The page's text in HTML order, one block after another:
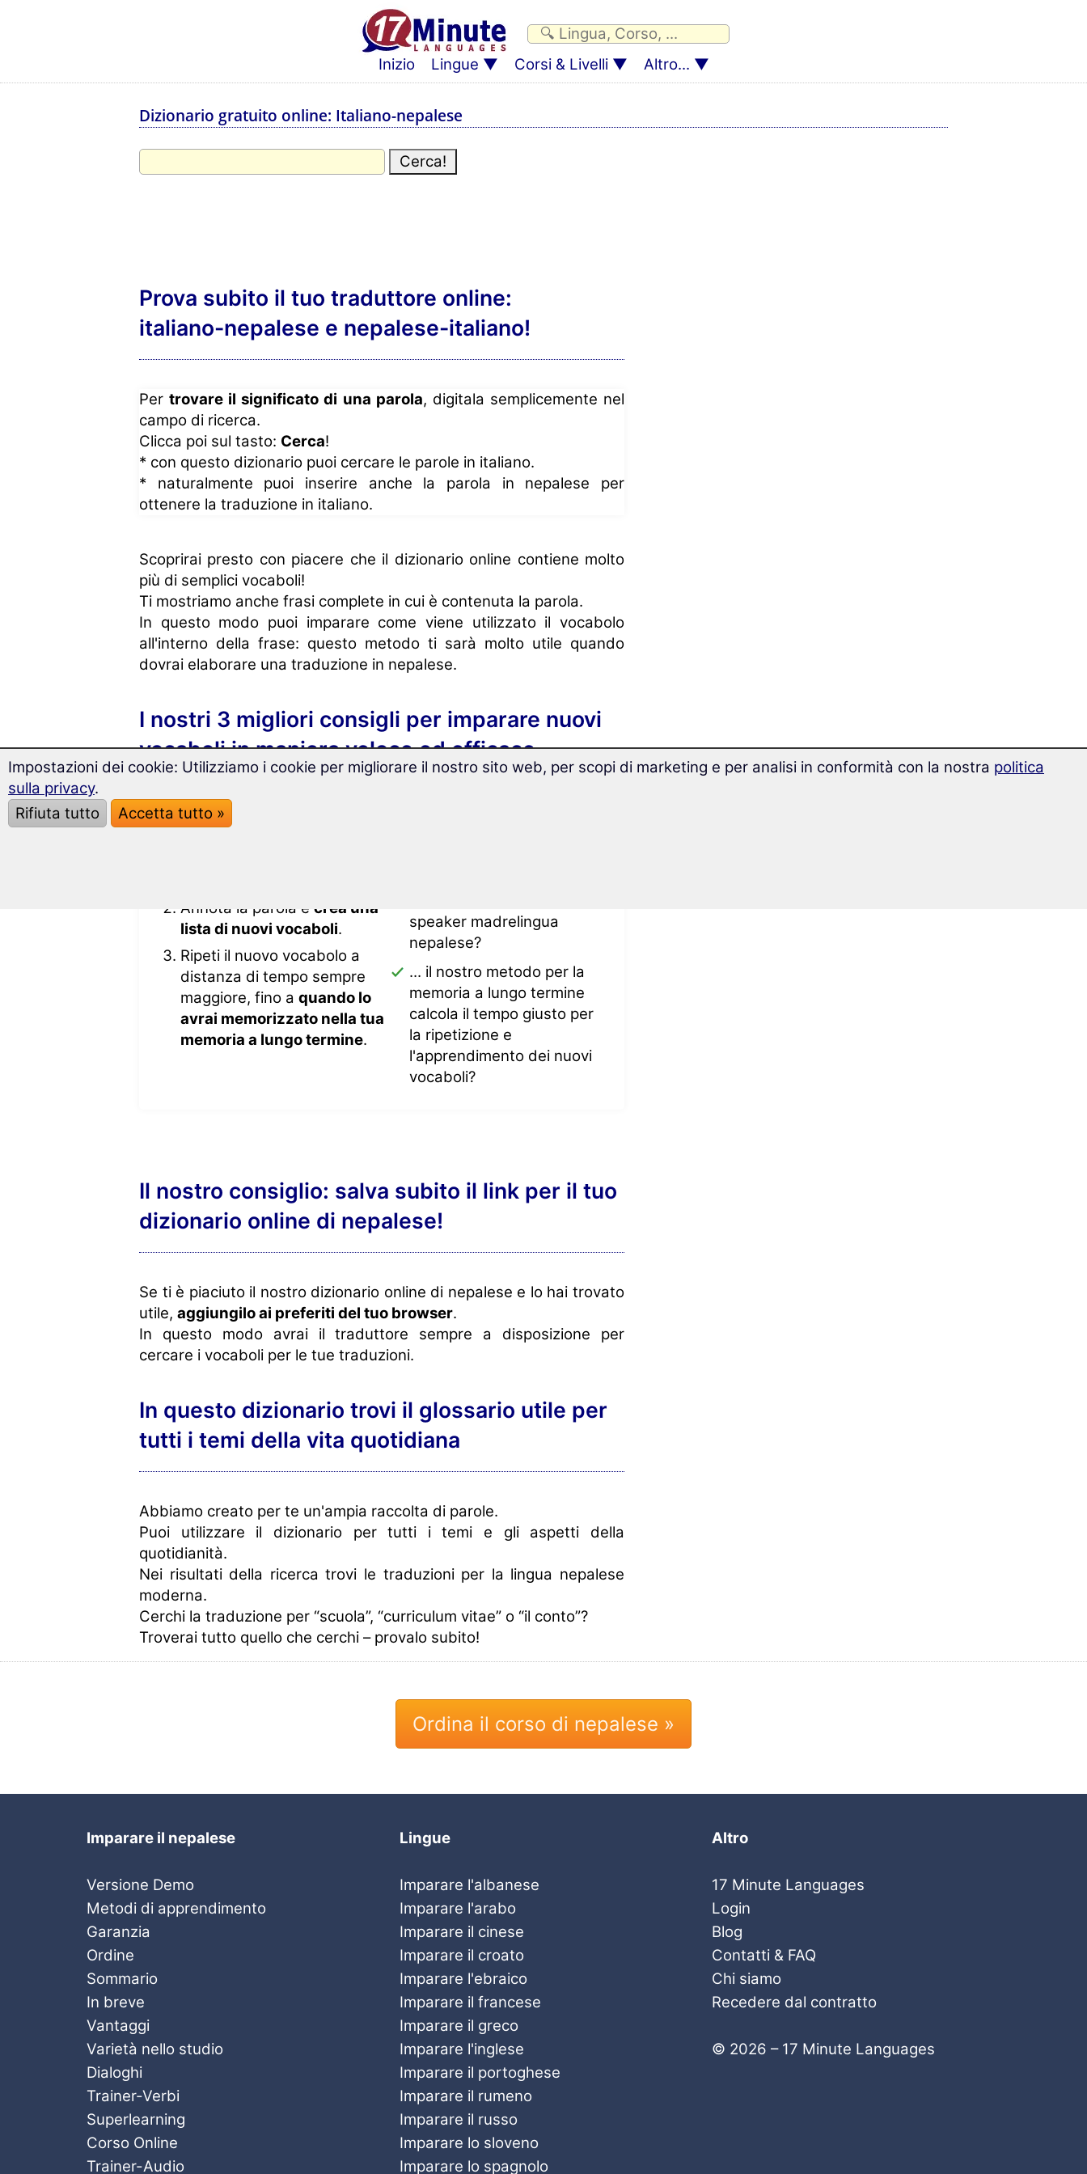
Inizio Lingue Corsi & Livelli Altro...
Dizionario gratuito online: Italiano-nepalese
Prova subito il tuo traduttore online:
italiano-nepalese e nepalese-italiano!
Pertrovare il significato di una parola, digitala semplicemente nel
campo di ricerca.
Clicca poi sul tasto: Cerca!
* con questo dizionario puoi cercare le parole in italiano.
* naturalmente puoi inserire anche la parola in nepalese per
ottenere la traduzione in italiano.
Scoprirai presto con piacere che il dizionario online contiene molto
più di semplici vocaboli!
Ti mostriamo anche frasi complete in cui è contenuta la parola.
In questo modo puoi imparare come viene utilizzato il vocabolo
all'interno della frase: questo metodo ti sarà molto utile quando
dovrai elaborare una traduzione in nepalese.
I nostri 3 migliori consigli per imparare nuovi
vocaboli in maniera veloce ed efficace
Annota la parola e crea una
lista di nuovi vocaboli.
Ripeti il nuovo vocabolo a
distanza di tempo sempre
maggiore, fino a quando lo
avrai memorizzato nella tua
memoria a lungo termine.
speaker madrelingua
nepalese?
... il nostro metodo per la
memoria a lungo termine
calcola il tempo giusto per
la ripetizione e
l'apprendimento dei nuovi
vocaboli?
Il nostro consiglio: salva subito il link per il tuo
dizionario online di nepalese!
Se ti è piaciuto il nostro dizionario online di nepalese e lo hai trovato
utile, aggiungilo ai preferiti del tuo browser.
In questo modo avrai il traduttore sempre a disposizione per
cercare i vocaboli per le tue traduzioni.
In questo dizionario trovi il glossario utile per
tutti i temi della vita quotidiana
Abbiamo creato per te un'ampia raccolta di parole.
Puoi utilizzare il dizionario per tutti i temi e gli aspetti della
quotidianità.
Nei risultati della ricerca trovi le traduzioni per la lingua nepalese
moderna.
Cerchi la traduzione per “scuola”, “curriculum vitae” o “il conto”?
Troverai tutto quello che cerchi – provalo subito!
Ordina il corso di nepalese »
Imparare il nepalese
Versione Demo
Metodi di apprendimento
Garanzia
Ordine
Sommario
In breve
Vantaggi
Varietà nello studio
Dialoghi
Trainer-Verbi
Superlearning
Corso Online
Trainer-Audio
Lingue
Imparare l'albanese
Imparare l'arabo
Imparare il cinese
Imparare il croato
Imparare l'ebraico
Imparare il francese
Imparare il greco
Imparare l'inglese
Imparare il portoghese
Imparare il rumeno
Imparare il russo
Imparare lo sloveno
Imparare lo spagnolo
Altro
17 Minute Languages
Login
Blog
Contatti & FAQ
Chi siamo
Recedere dal contratto
© 2026 – 17 Minute Languages
Impostazioni dei cookie: Utilizziamo i cookie per migliorare il nostro sito web, per scopi di marketing e per analisi in conformità con la nostra politica
sulla privacy.
Rifiuta tutto
Accetta tutto »